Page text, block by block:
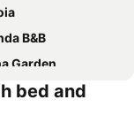
B&B
Garden
b&b
bed and